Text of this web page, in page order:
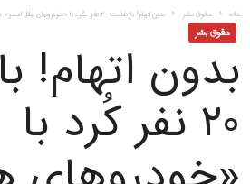
خانه حقوق بشر بدون اتهام! بازداشت ۲۰ نفر کُرد با «خودروهای هلال احمر» در شهر...
حقوق بشر
بدون اتهام!
۲۰ نفر کُرد با